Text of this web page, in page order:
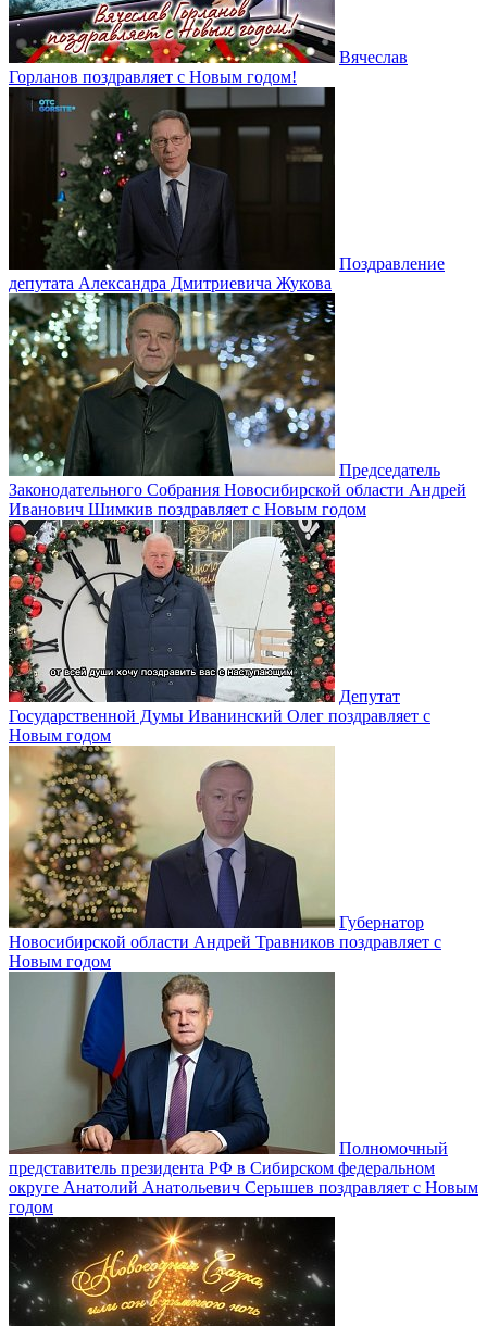
Вячеслав
Горланов поздравляет с Новым годом!
Поздравление
депутата Александра Дмитриевича Жукова
Председатель
Законодательного Собрания Новосибирской области Андрей
Иванович Шимкив поздравляет с Новым годом
Депутат
Государственной Думы Иванинский Олег поздравляет с
Новым годом
Губернатор
Новосибирской области Андрей Травников поздравляет с
Новым годом
Полномочный
представитель президента РФ в Сибирском федеральном
округе Анатолий Анатольевич Серышев поздравляет с Новым
годом